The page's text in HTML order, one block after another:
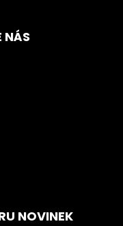
NÁS
NOVINEK